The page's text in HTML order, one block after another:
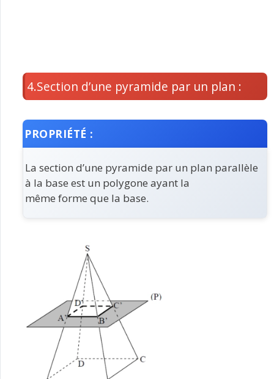
4.Section d’une pyramide par un plan :
PROPRIÉTÉ :
La section d’une pyramide par un plan parallèle
à la base est un polygone ayant la
même forme que la base.